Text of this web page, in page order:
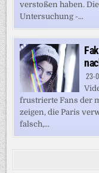
verstoßen haben.
Untersuchung -...
23-
frustrierte Fans der
zeigen, die Paris
falsch,...